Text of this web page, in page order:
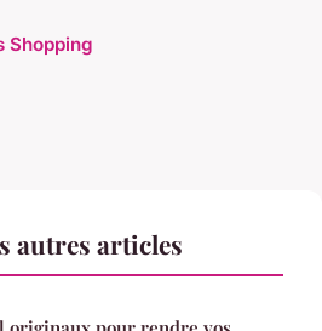
Shopping
autres articles